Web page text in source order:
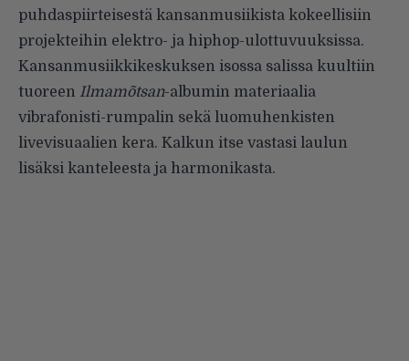
puhdaspiirteisestä kansanmusiikista kokeellisiin
projekteihin elektro- ja hiphop-ulottuvuuksissa.
Kansanmusiikkikeskuksen isossa salissa kuultiin
tuoreen Ilmamõtsan-albumin materiaalia
vibrafonisti-rumpalin sekä luomuhenkisten
livevisuaalien kera. Kalkun itse vastasi laulun
lisäksi kanteleesta ja harmonikasta.